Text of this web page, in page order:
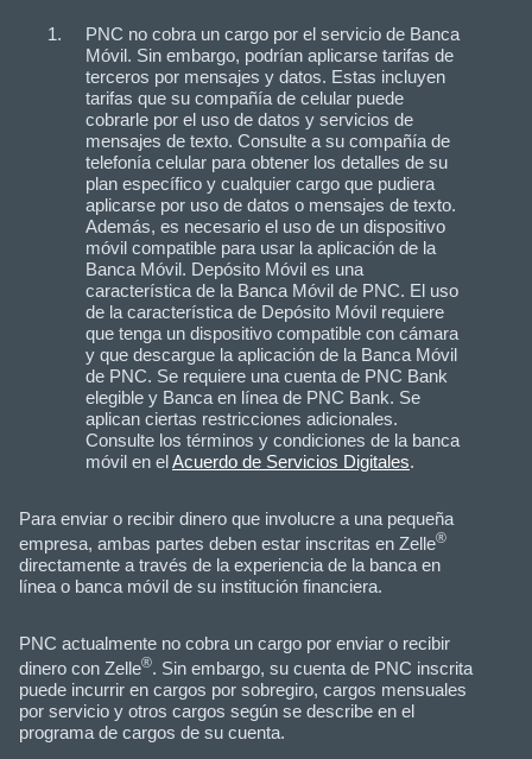
PNC no cobra un cargo por el servicio de Banca
Móvil. Sin embargo, podrían aplicarse tarifas de
terceros por mensajes y datos. Estas incluyen
tarifas que su compañía de celular puede
cobrarle por el uso de datos y servicios de
mensajes de texto. Consulte a su compañía de
telefonía celular para obtener los detalles de su
plan específico y cualquier cargo que pudiera
aplicarse por uso de datos o mensajes de texto.
Además, es necesario el uso de un dispositivo
móvil compatible para usar la aplicación de la
Banca Móvil. Depósito Móvil es una
característica de la Banca Móvil de PNC. El uso
de la característica de Depósito Móvil requiere
que tenga un dispositivo compatible con cámara
y que descargue la aplicación de la Banca Móvil
de PNC. Se requiere una cuenta de PNC Bank
elegible y Banca en línea de PNC Bank. Se
aplican ciertas restricciones adicionales.
Consulte los términos y condiciones de la banca
móvil en elAcuerdo de Servicios Digitales.
Para enviar o recibir dinero que involucre a una pequeña
empresa, ambas partes deben estar inscritas en Zelle®
directamente a través de la experiencia de la banca en
línea o banca móvil de su institución financiera.
PNC actualmente no cobra un cargo por enviar o recibir
dinero con Zelle®. Sin embargo, su cuenta de PNC inscrita
puede incurrir en cargos por sobregiro, cargos mensuales
por servicio y otros cargos según se describe en el
programa de cargos de su cuenta.